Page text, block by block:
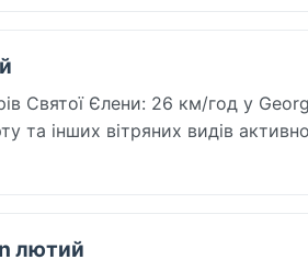
Святої Єлени: 26 км/год у
та інших вітряних видів
лютий